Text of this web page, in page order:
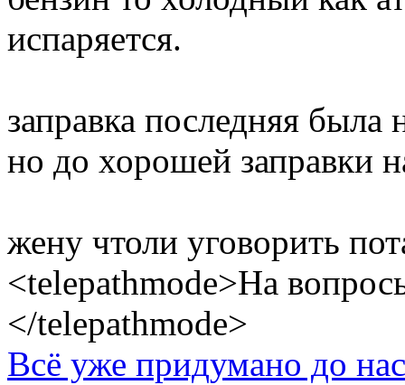
испаряется.
заправка последняя была
но до хорошей заправки
жену чтоли уговорить
<telepathmode>На
</telepathmode>
Всё уже придумано до